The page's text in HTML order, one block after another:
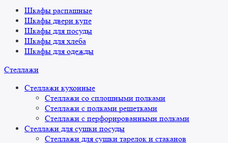
Шкафы распашные
Шкафы двери купе
Шкафы для посуды
Шкафы для хлеба
Шкафы для одежды
Стеллажи
Стеллажи кухонные
Стеллажи со сплошными полками
Стеллажи с полками решетками
Стеллажи с перфорированными полками
Стеллажи для сушки посуды
Стеллажи для сушки тарелок и стаканов